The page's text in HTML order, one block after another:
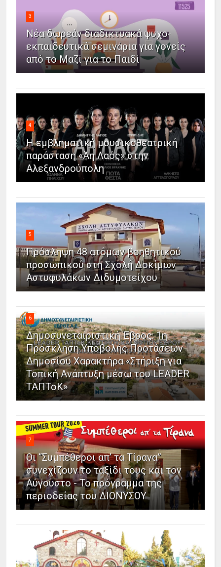
3
Νέα δωρεάν διαδικτυακά ψυχο-
εκπαιδευτικά σεμινάρια για γονείς
από το Μαζί για το Παιδί
4
Η εμβληματική μουσικοθεατρική
παράσταση «Άη Λαός» στην
Αλεξανδρούπολη
5
Πρόσληψη 48 ατόμων βοηθητικού
προσωπικού στη Σχολή Δοκίμων
Αστυφυλάκων Διδυμοτείχου
6
Δημοσυνεταιριστική Έβρος: 1η
Πρόσκληση Υποβολής Προτάσεων
Δημοσίου Χαρακτήρα «Στήριξη για
Τοπική Ανάπτυξη μέσω του LEADER
ΤΑΠΤοΚ»
7
Οι “Συμπέθεροι απ’ τα Τίρανα”
συνεχίζουν το ταξίδι τους και τον
Αύγουστο - Το πρόγραμμα της
περιοδείας του ΔΙΟΝΥΣΟΥ